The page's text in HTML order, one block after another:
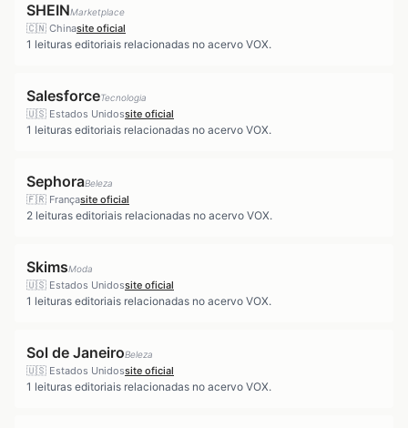
SHEINMarketplace
🇨🇳 Chinasite oficial
1 leituras editoriais relacionadas no acervo VOX.
SalesforceTecnologia
🇺🇸 Estados Unidossite oficial
1 leituras editoriais relacionadas no acervo VOX.
SephoraBeleza
🇫🇷 Françasite oficial
2 leituras editoriais relacionadas no acervo VOX.
SkimsModa
🇺🇸 Estados Unidossite oficial
1 leituras editoriais relacionadas no acervo VOX.
Sol de JaneiroBeleza
🇺🇸 Estados Unidossite oficial
1 leituras editoriais relacionadas no acervo VOX.